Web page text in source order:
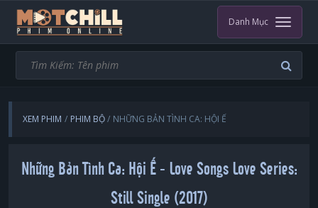
Danh Mục
XEM PHIM PHIM BỘ NHỮNG BẢN TÌNH CA: HỘI Ế
Những Bản Tình Ca: Hội Ế - Love Songs Love Series:
Still Single (2017)